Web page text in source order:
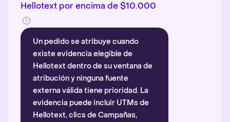
Hellotext por encima de $10.000
Un pedido se atribuye cuando
existe evidencia elegible de
Hellotext dentro de su ventana de
atribución y ninguna fuente
externa válida tiene prioridad. La
evidencia puede incluir UTMs de
Hellotext, clics de Campañas,